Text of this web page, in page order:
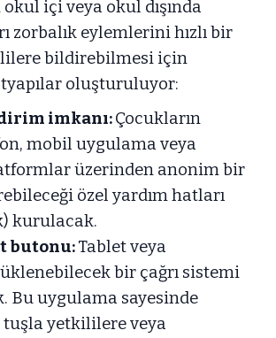
içi veya okul dışında
zorbalık eylemlerini hızlı bir
bildirebilmesi için
oluşturuluyor:
imkanı:Çocukların
mobil uygulama veya
üzerinden anonim bir
özel yardım hatları
kurulacak.
butonu:Tablet veya
bir çağrı sistemi
Bu uygulama sayesinde
yetkililere veya